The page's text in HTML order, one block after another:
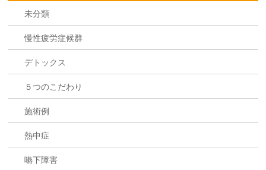
未分類
慢性疲労症候群
デトックス
５つのこだわり
施術例
熱中症
嚥下障害